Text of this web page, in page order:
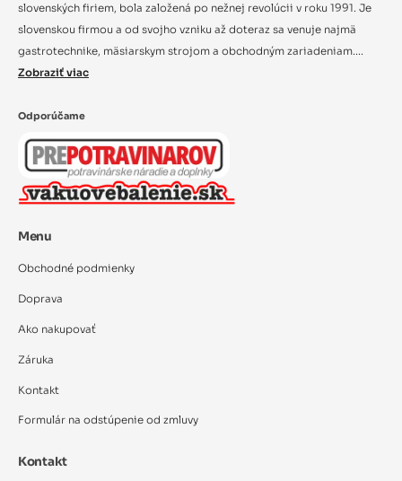
slovenských firiem, bola založená po nežnej revolúcii v roku 1991. Je
slovenskou firmou a od svojho vzniku až doteraz sa venuje najmä
gastrotechnike, mäsiarskym strojom a obchodným zariadeniam....
Zobraziť viac
Odporúčame
Menu
Obchodné podmienky
Doprava
Ako nakupovať
Záruka
Kontakt
Formulár na odstúpenie od zmluvy
Kontakt